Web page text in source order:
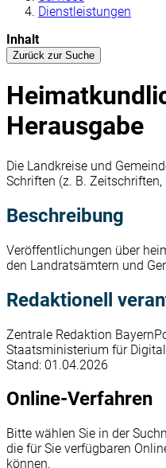
Dienstleistungen
Inhalt
Zurück zur Suche
Herausgabe
Die Landkreise und
Schriften (z. B.
Beschreibung
Veröffentlichungen über
den Landratsämtern und
Redaktionell
Zentrale Redaktion
Staatsministerium für
Stand: 01.04.2026
Online-Verfahren
Bitte wählen Sie in der
die für Sie verfügbaren
können.